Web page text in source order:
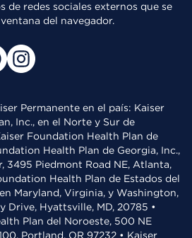
de redes sociales externos que se
del navegador.
Permanente en el país: Kaiser
Inc., en el Norte y Sur de
Foundation Health Plan de
Health Plan de Georgia, Inc.,
3495 Piedmont Road NE, Atlanta,
Health Plan de Estados del
Maryland, Virginia, y Washington,
Drive, Hyattsville, MD, 20785 •
Plan del Noroeste, 500 NE
Portland, OR 97232 • Kaiser